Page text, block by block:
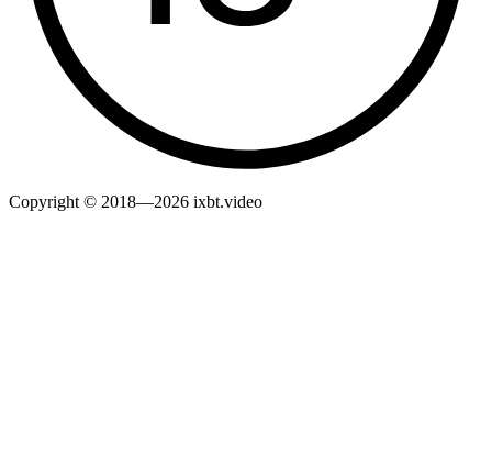
Copyright © 2018—2026 ixbt.video